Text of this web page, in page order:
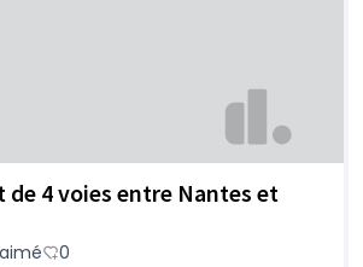
de 4 voies entre Nantes et
0